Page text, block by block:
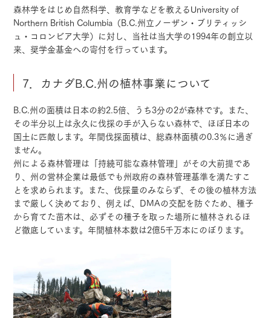
森林学をはじめ自然科学、教育学などを教えるUniversity of
Northern British Columbia（B.C.州立ノーザン・ブリティッシ
ュ・コロンビア大学）に対し、当社は当大学の1994年の創立以
来、奨学金基金への寄付を行っています。
7．カナダB.C.州の植林事業について
B.C.州の面積は日本の約2.5倍、うち3分の2が森林です。また、
その半分以上は永久に伐採の手が入らない森林で、ほぼ日本の
国土に匹敵します。年間伐採面積は、総森林面積の0.3％に過ぎ
ません。
州による森林管理は「持続可能な森林管理」がその大前提であ
り、州の営林企業は最低でも州政府の森林管理基準を満たすこ
とを求められます。また、伐採量のみならず、その後の植林方法
まで厳しく決めており、例えば、DMAの交配を防ぐため、種子
から育てた苗木は、必ずその種子を取った場所に植林されるほ
ど徹底しています。年間植林本数は2億5千万本にのぼります。